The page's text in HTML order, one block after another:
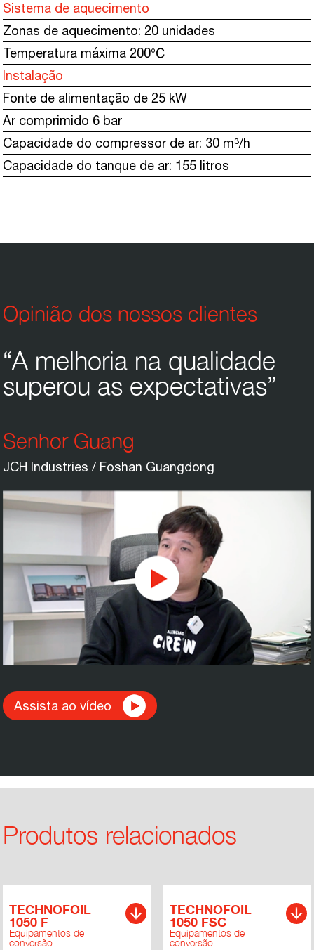
Sistema de aquecimento
Zonas de aquecimento: 20 unidades
Temperatura máxima 200℃
Instalação
Fonte de alimentação de 25 kW
Ar comprimido 6 bar
Capacidade do compressor de ar: 30 m³/h
Capacidade do tanque de ar: 155 litros
Opinião dos nossos clientes
“A melhoria na qualidade
superou as expectativas”
Senhor Guang
JCH Industries / Foshan Guangdong
Assista ao vídeo
Produtos relacionados
TECHNOFOIL
1050 F
Equipamentos de
conversão
TECHNOFOIL
1050 FSC
Equipamentos de
conversão